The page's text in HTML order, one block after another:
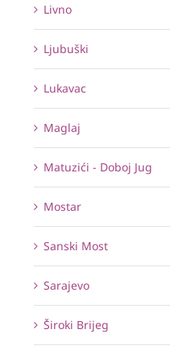
Livno
Ljubuški
Lukavac
Maglaj
Matuzići - Doboj Jug
Mostar
Sanski Most
Sarajevo
Široki Brijeg